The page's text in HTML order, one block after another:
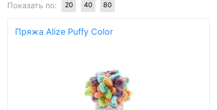
Показать по: 20 40 80
Пряжа Alize Puffy Color